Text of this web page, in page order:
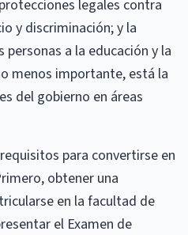
legales contra
y discriminación; y la
a la educación y la
menos importante, está la
del gobierno en áreas
para convertirse en
obtener una
en la facultad de
el Examen de